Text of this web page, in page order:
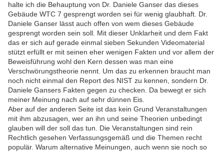
halte ich die Behauptung von Dr. Daniele Ganser das dieses
Gebäude WTC 7 gesprengt worden sei für wenig glaubhaft. Dr.
Daniele Ganser lässt auch offen von wem dieses Gebäude
gesprengt worden sein soll. Mit dieser Unklarheit und dem Fakt
das er sich auf gerade einmal sieben Sekunden Videomaterial
stützt erfüllt er mit seinen eher wenigen Fakten und vor allem der
Beweisführung wohl den Kern dessen was man eine
Verschwörungstheorie nennt. Um das zu erkennen braucht man
noch nicht einmal den Report des NIST zu kennen, sondern Dr.
Daniele Gansers Fakten gegen zu checken. Da bewegt er sich
meiner Meinung nach auf sehr dünnen Eis.
Aber auf der anderen Seite ist das kein Grund Veranstaltungen
mit ihm abzusagen, wer an ihn und seine Theorien unbedingt
glauben will der soll das tun. Die Veranstaltungen sind rein
Rechtlich gesehen Verfassungsgemäß und die Themen recht
populär. Warum alternative Meinungen, auch wenn sie noch so